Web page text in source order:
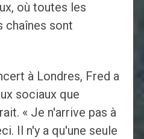
où toutes les
chaînes sont
à Londres, Fred a
sociaux que
« Je n'arrive pas à
Il n'y a qu'une seule